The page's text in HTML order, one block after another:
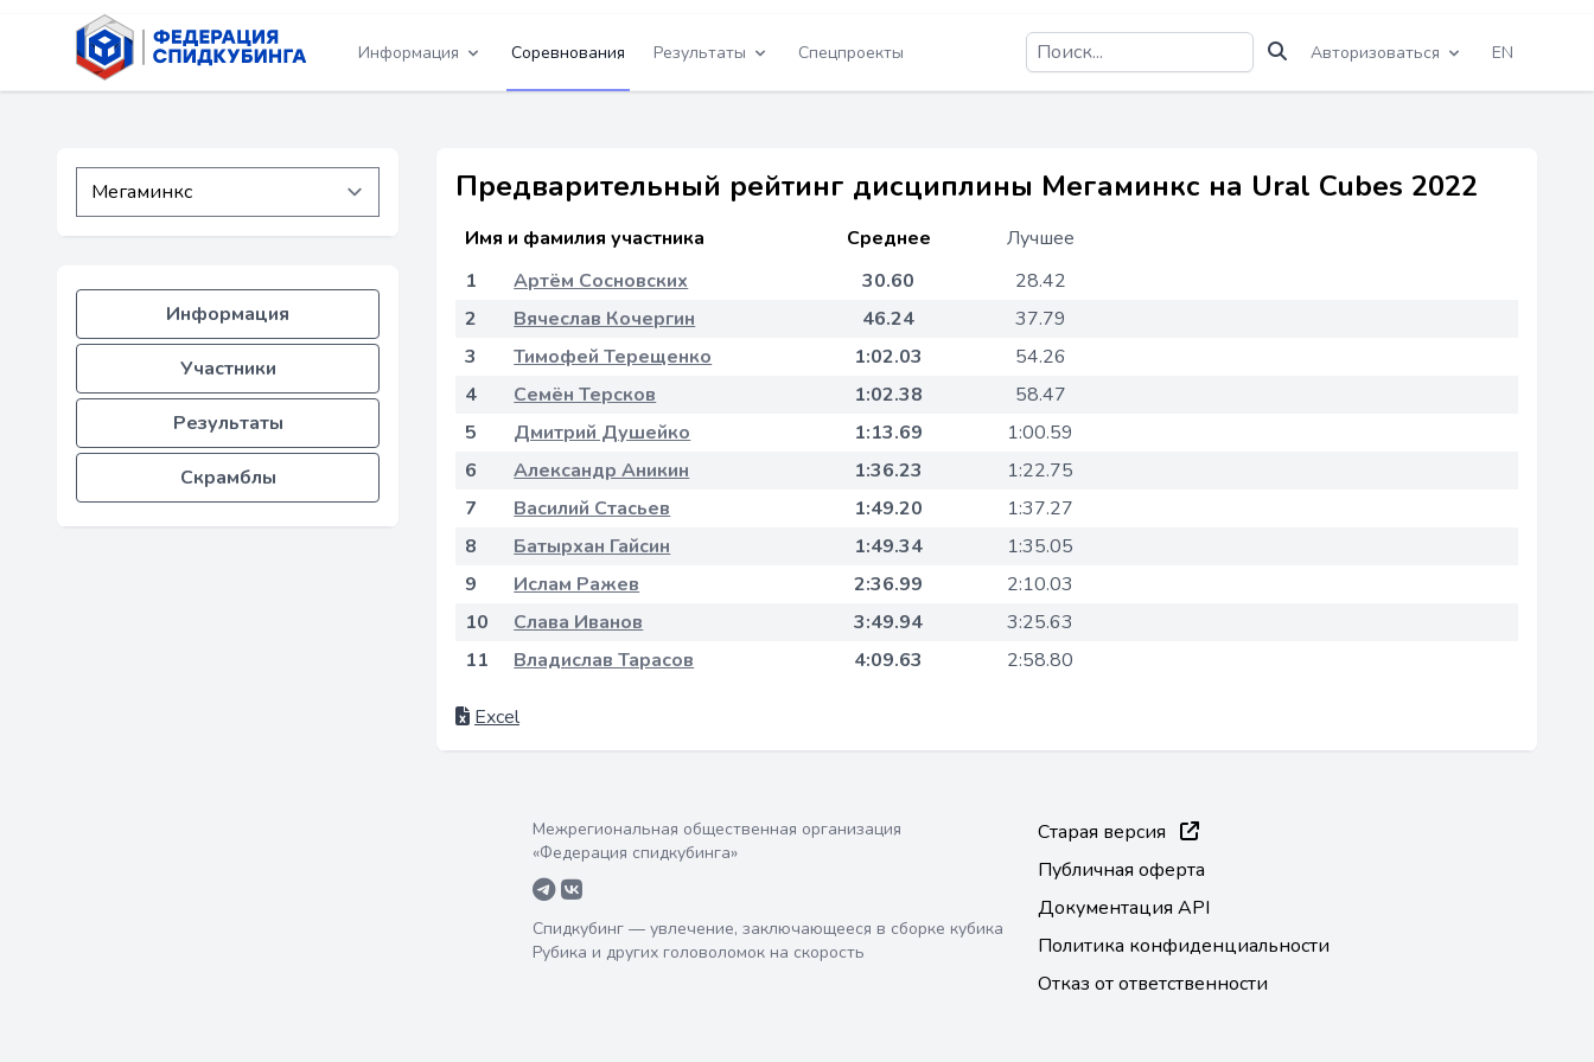
Информация Соревнования Результаты Спецпроекты Авторизоваться EN
Информация
Участники
Результаты
Скрамблы
Предварительный рейтинг дисциплины Мегаминкс на Ural Cubes 2022
Имя и фамилия участника Среднее
Лучшее
1
Артём Сосновских 30.60
28.42
2
Вячеслав Кочергин 46.24
37.79
3
Тимофей Терещенко 1:02.03
54.26
4
Семён Терсков 1:02.38
58.47
5
Дмитрий Душейко 1:13.69
1:00.59
6
Александр Аникин 1:36.23
1:22.75
7
Василий Стасьев 1:49.20
1:37.27
8
Батырхан Гайсин 1:49.34
1:35.05
9
Ислам Ражев 2:36.99
2:10.03
10
Слава Иванов 3:49.94
3:25.63
11
Владислав Тарасов 4:09.63 2:58.80
Excel
Межрегиональная общественная организация
«Федерация спидкубинга»
Спидкубинг — увлечение, заключающееся в сборке кубика
Рубика и других головоломок на скорость
Старая версия
Публичная оферта
Документация API
Политика конфиденциальности
Отказ от ответственности